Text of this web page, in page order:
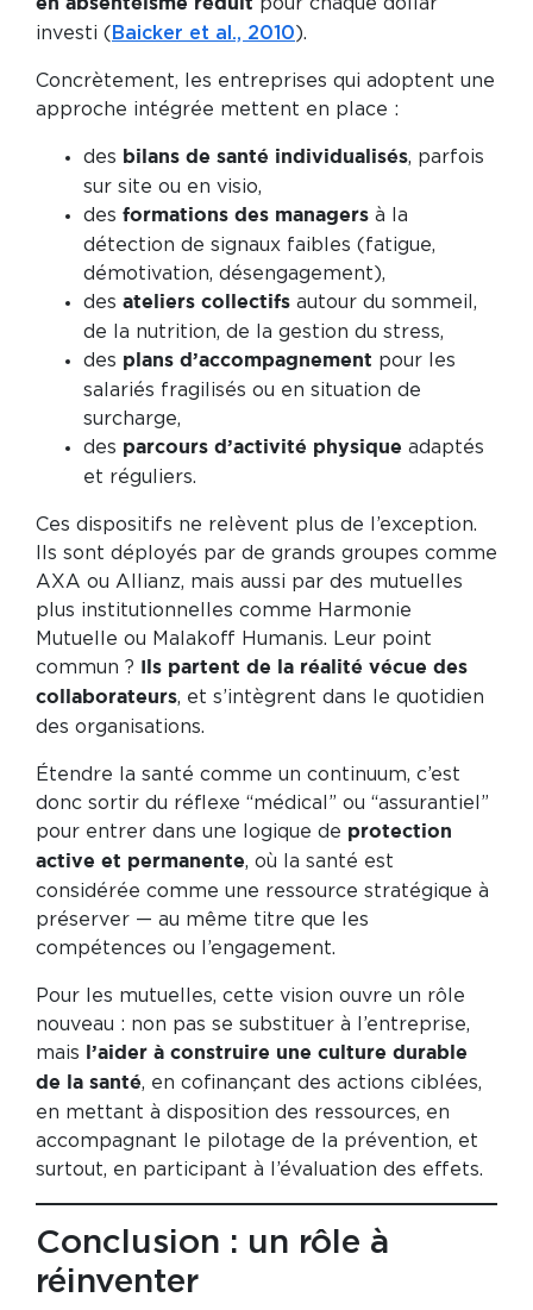
en absentéisme réduit
investi ( Baicker et al., 2010).
Concrètement, les entreprises qui adoptent une
approche intégrée mettent en place :
des bilans de santé individualisés, parfois
sur site ou en visio,
des formations des managers à la
détection de signaux faibles (fatigue,
démotivation, désengagement),
des ateliers collectifs autour du sommeil,
de la nutrition, de la gestion du stress,
des plans d’accompagnement pour les
salariés fragilisés ou en situation de
surcharge,
des parcours d’activité physique adaptés
et réguliers.
Ces dispositifs ne relèvent plus de l’exception.
Ils sont déployés par de grands groupes comme
AXA ou Allianz, mais aussi par des mutuelles
plus institutionnelles comme Harmonie
Mutuelle ou Malakoff Humanis. Leur point
commun ?
Ils partent de la réalité vécue des
collaborateurs, et s’intègrent dans le quotidien
des organisations.
Étendre la santé comme un continuum, c’est
donc sortir du réflexe “médical” ou “assurantiel”
pour entrer dans une logique de protection
active et permanente, où la santé est
considérée comme une ressource stratégique à
préserver — au même titre que les
compétences ou l’engagement.
Pour les mutuelles, cette vision ouvre un rôle
nouveau : non pas se substituer à l’entreprise,
mais
l’aider à construire une culture durable
de la santé, en cofinançant des actions ciblées,
en mettant à disposition des ressources, en
accompagnant le pilotage de la prévention, et
surtout, en participant à l’évaluation des effets.
Conclusion : un rôle à
réinventer